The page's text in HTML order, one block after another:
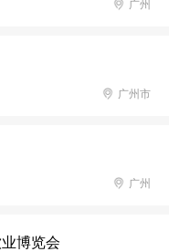
广州
广州市
广州
博览会